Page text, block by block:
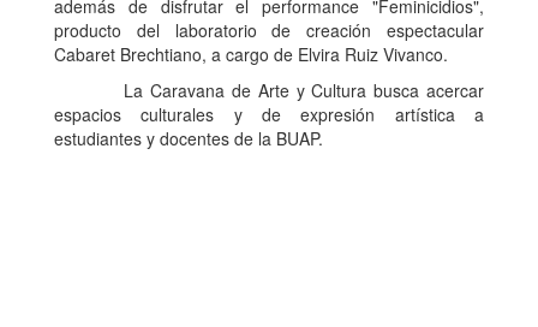
además de disfrutar el performance "Feminicidios",
producto del laboratorio de creación espectacular
Cabaret Brechtiano, a cargo de Elvira Ruiz Vivanco.
La Caravana de Arte y Cultura busca acercar
espacios culturales y de expresión artística a
estudiantes y docentes de la BUAP.